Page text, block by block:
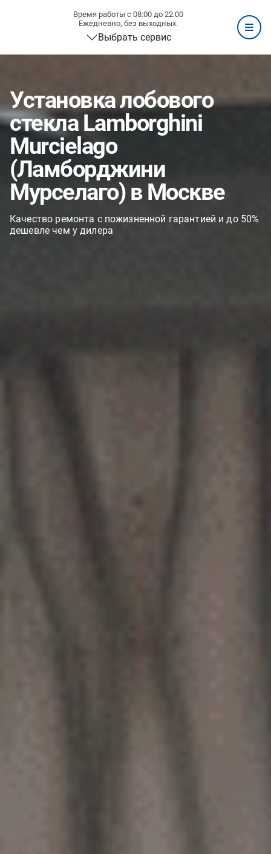
Время работы с 08:00 до 22:00
Ежедневно, без выходных.
Выбрать сервис
Установка лобового
стекла Lamborghini
Murcielago
(Ламборджини
Мурселаго) в Москве
Качество ремонта с пожизненной гарантией и до 50%
дешевле чем у дилера